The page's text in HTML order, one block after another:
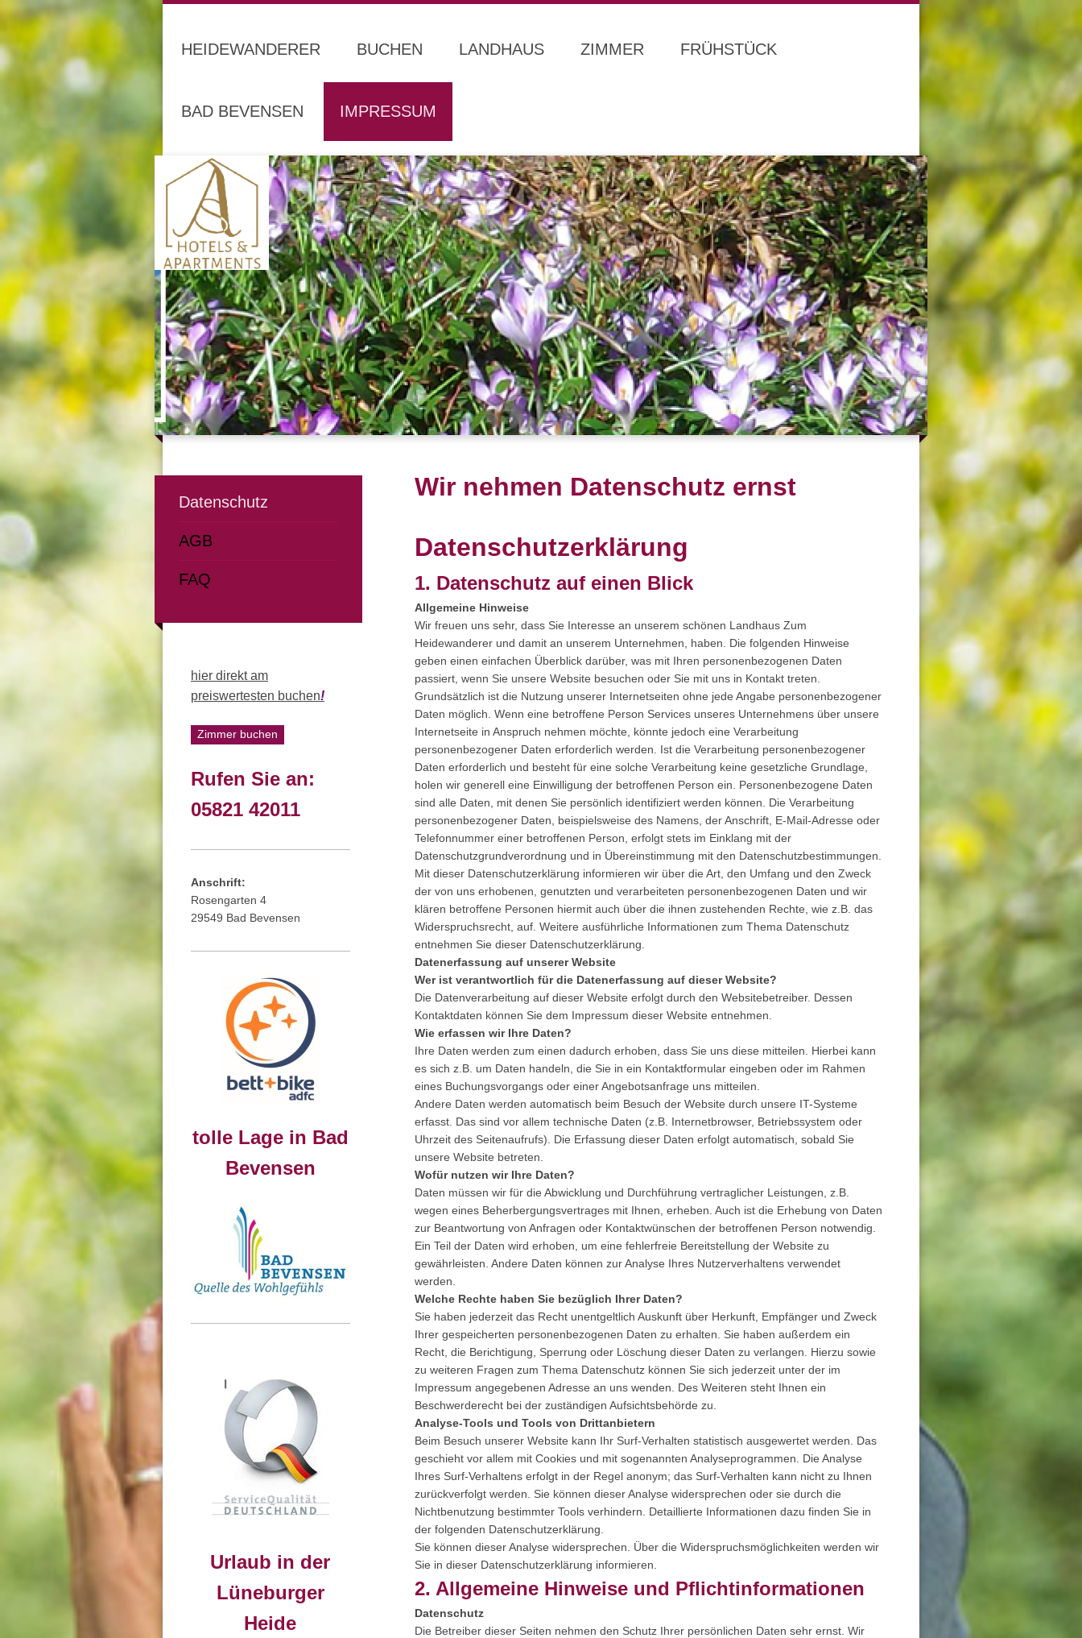
HEIDEWANDERER BUCHEN LANDHAUS ZIMMER FRÜHSTÜCK
BAD BEVENSEN IMPRESSUM
Wir nehmen Datenschutz ernst
Datenschutzerklärung
1. Datenschutz auf einen Blick
Allgemeine Hinweise
Wir freuen uns sehr, dass Sie Interesse an unserem schönen Landhaus Zum
Heidewanderer und damit an unserem Unternehmen, haben. Die folgenden Hinweise
geben einen einfachen Überblick darüber, was mit Ihren personenbezogenen Daten
passiert, wenn Sie unsere Website besuchen oder Sie mit uns in Kontakt treten.
Grundsätzlich ist die Nutzung unserer Internetseiten ohne jede Angabe personenbezogener
Daten möglich. Wenn eine betroffene Person Services unseres Unternehmens über unsere
Internetseite in Anspruch nehmen möchte, könnte jedoch eine Verarbeitung
personenbezogener Daten erforderlich werden. Ist die Verarbeitung personenbezogener
Daten erforderlich und besteht für eine solche Verarbeitung keine gesetzliche Grundlage,
holen wir generell eine Einwilligung der betroffenen Person ein. Personenbezogene Daten
sind alle Daten, mit denen Sie persönlich identifiziert werden können. Die Verarbeitung
personenbezogener Daten, beispielsweise des Namens, der Anschrift, E-Mail-Adresse oder
Telefonnummer einer betroffenen Person, erfolgt stets im Einklang mit der
Datenschutzgrundverordnung und in Übereinstimmung mit den Datenschutzbestimmungen.
Mit dieser Datenschutzerklärung informieren wir über die Art, den Umfang und den Zweck
der von uns erhobenen, genutzten und verarbeiteten personenbezogenen Daten und wir
klären betroffene Personen hiermit auch über die ihnen zustehenden Rechte, wie z.B. das
Widerspruchsrecht, auf. Weitere ausführliche Informationen zum Thema Datenschutz
entnehmen Sie dieser Datenschutzerklärung.
Datenerfassung auf unserer Website
Wer ist verantwortlich für die Datenerfassung auf dieser Website?
Die Datenverarbeitung auf dieser Website erfolgt durch den Websitebetreiber. Dessen
Kontaktdaten können Sie dem Impressum dieser Website entnehmen.
Wie erfassen wir Ihre Daten?
Ihre Daten werden zum einen dadurch erhoben, dass Sie uns diese mitteilen. Hierbei kann
es sich z.B. um Daten handeln, die Sie in ein Kontaktformular eingeben oder im Rahmen
eines Buchungsvorgangs oder einer Angebotsanfrage uns mitteilen.
Andere Daten werden automatisch beim Besuch der Website durch unsere IT-Systeme
erfasst. Das sind vor allem technische Daten (z.B. Internetbrowser, Betriebssystem oder
Uhrzeit des Seitenaufrufs). Die Erfassung dieser Daten erfolgt automatisch, sobald Sie
unsere Website betreten.
Wofür nutzen wir Ihre Daten?
Daten müssen wir für die Abwicklung und Durchführung vertraglicher Leistungen, z.B.
wegen eines Beherbergungsvertrages mit Ihnen, erheben. Auch ist die Erhebung von Daten
zur Beantwortung von Anfragen oder Kontaktwünschen der betroffenen Person notwendig.
Ein Teil der Daten wird erhoben, um eine fehlerfreie Bereitstellung der Website zu
gewährleisten. Andere Daten können zur Analyse Ihres Nutzerverhaltens verwendet
werden.
Welche Rechte haben Sie bezüglich Ihrer Daten?
Sie haben jederzeit das Recht unentgeltlich Auskunft über Herkunft, Empfänger und Zweck
Ihrer gespeicherten personenbezogenen Daten zu erhalten. Sie haben außerdem ein
Recht, die Berichtigung, Sperrung oder Löschung dieser Daten zu verlangen. Hierzu sowie
zu weiteren Fragen zum Thema Datenschutz können Sie sich jederzeit unter der im
Impressum angegebenen Adresse an uns wenden. Des Weiteren steht Ihnen ein
Beschwerderecht bei der zuständigen Aufsichtsbehörde zu.
Analyse-Tools und Tools von Drittanbietern
Beim Besuch unserer Website kann Ihr Surf-Verhalten statistisch ausgewertet werden. Das
geschieht vor allem mit Cookies und mit sogenannten Analyseprogrammen. Die Analyse
Ihres Surf-Verhaltens erfolgt in der Regel anonym; das Surf-Verhalten kann nicht zu Ihnen
zurückverfolgt werden. Sie können dieser Analyse widersprechen oder sie durch die
Nichtbenutzung bestimmter Tools verhindern. Detaillierte Informationen dazu finden Sie in
der folgenden Datenschutzerklärung.
Sie können dieser Analyse widersprechen. Über die Widerspruchsmöglichkeiten werden wir
Sie in dieser Datenschutzerklärung informieren.
2. Allgemeine Hinweise und Pflichtinformationen
Datenschutz
Die Betreiber dieser Seiten nehmen den Schutz Ihrer persönlichen Daten sehr ernst. Wir
Datenschutz
AGB
FAQ
hier direkt am
preiswertesten buchen!
Zimmer buchen
Rufen Sie an:
05821 42011
Anschrift:
Rosengarten 4
29549 Bad Bevensen
tolle Lage in Bad
Bevensen
Urlaub in der
Lüneburger
Heide